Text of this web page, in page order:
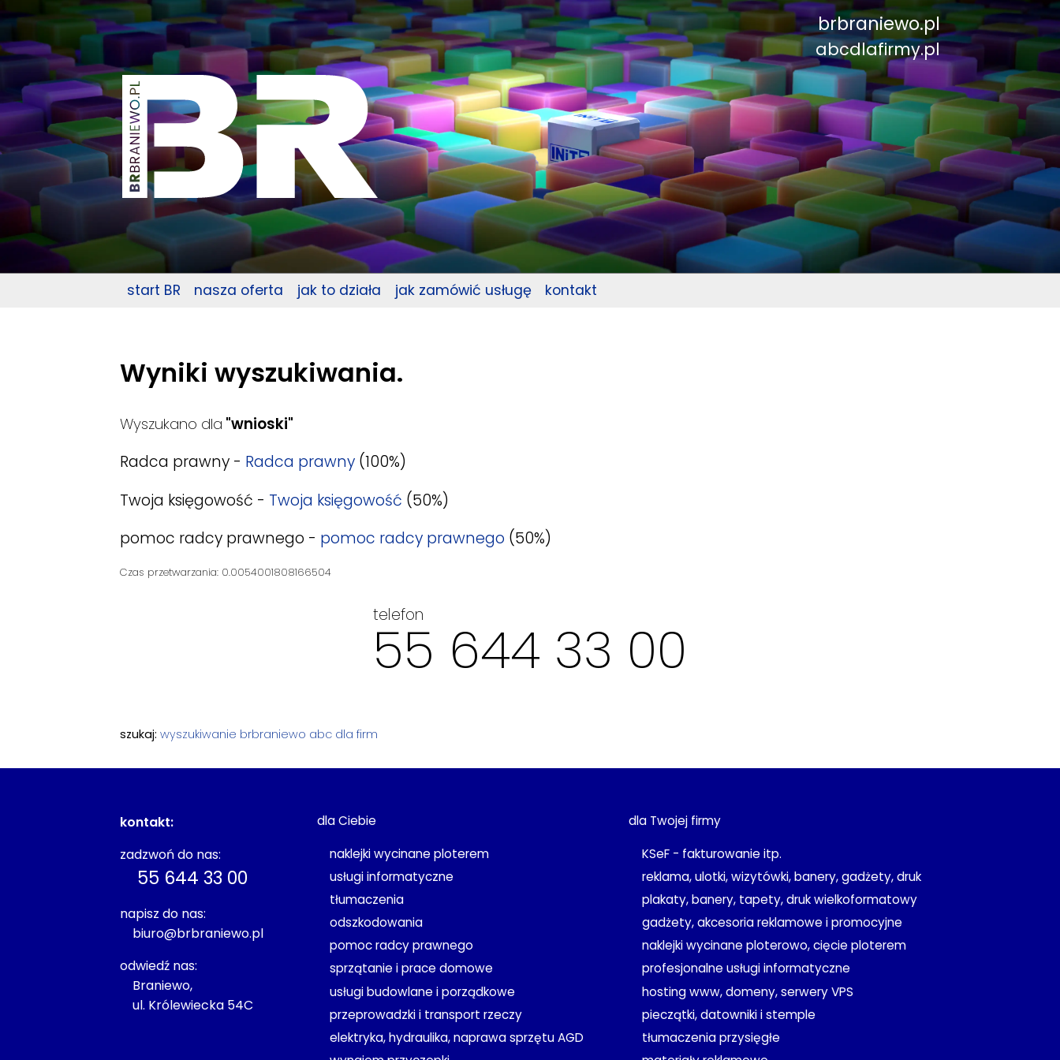
brbraniewo.pl
abcdlafirmy.pl
start BR nasza oferta jak to działa jak zamówić usługę kontakt
Wyniki wyszukiwania.
Wyszukano dla "wnioski"
Radca prawny - Radca prawny (100%)
Twoja księgowość - Twoja księgowość (50%)
pomoc radcy prawnego - pomoc radcy prawnego (50%)
Czas przetwarzania: 0.0054001808166504
telefon
55 644 33 00
szukaj: wyszukiwanie brbraniewo abc dla firm
kontakt:
zadzwoń do nas:
55 644 33 00
napisz do nas:
biuro@brbraniewo.pl
odwiedź nas:
Braniewo,
ul. Królewiecka 54C
dla Ciebie
naklejki wycinane ploterem
usługi informatyczne
tłumaczenia
odszkodowania
pomoc radcy prawnego
sprzątanie i prace domowe
usługi budowlane i porządkowe
przeprowadzki i transport rzeczy
elektryka, hydraulika, naprawa sprzętu AGD
dla Twojej firmy
KSeF - fakturowanie itp.
reklama, ulotki, wizytówki, banery, gadżety, druk
plakaty, banery, tapety, druk wielkoformatowy
gadżety, akcesoria reklamowe i promocyjne
naklejki wycinane ploterowo, cięcie ploterem
profesjonalne usługi informatyczne
hosting www, domeny, serwery VPS
pieczątki, datowniki i stemple
tłumaczenia przysięgłe